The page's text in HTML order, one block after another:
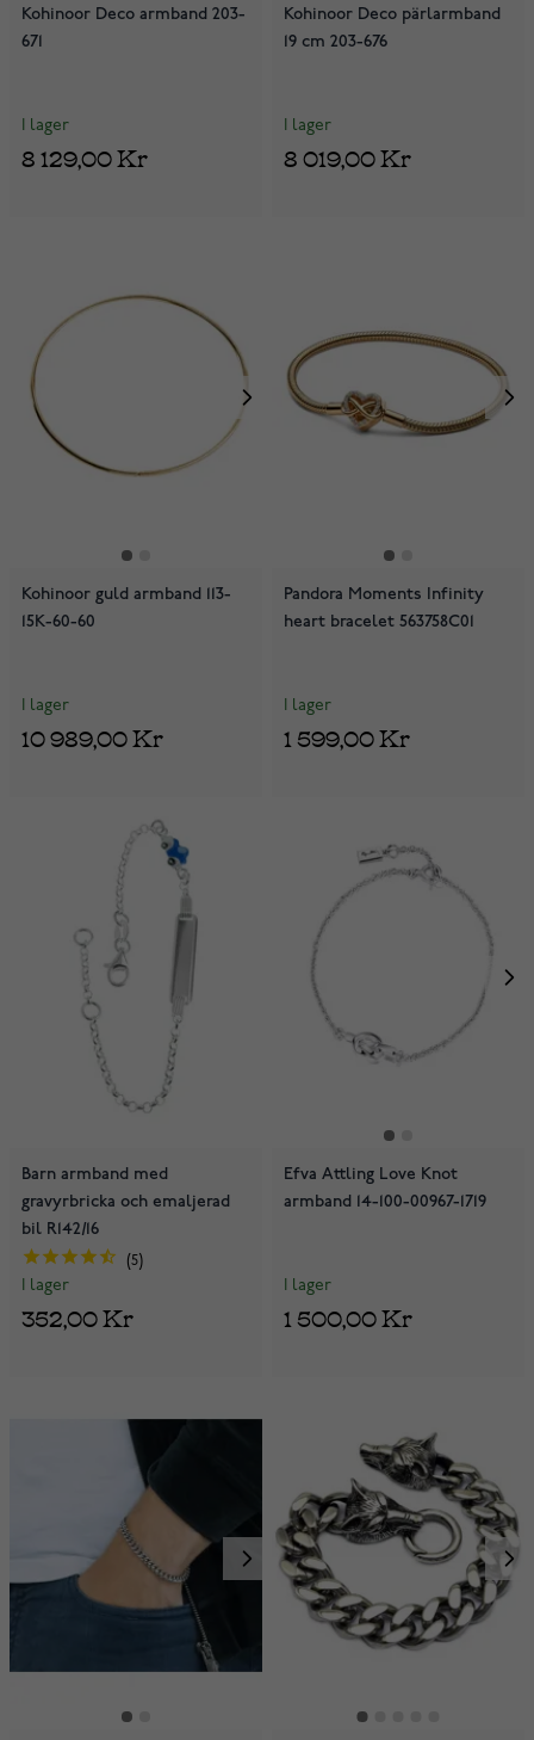
Kohinoor Deco armband 203-
671
I lager
8 129,00 Kr
Kohinoor Deco pärlarmband
19 cm 203-676
I lager
8 019,00 Kr
Kohinoor guld armband 113-
15K-60-60
I lager
10 989,00 Kr
Pandora Moments Infinity
heart bracelet 563758C01
I lager
1 599,00 Kr
Barn armband med
gravyrbricka och emaljerad
bil R142/16
5
I lager
352,00 Kr
Efva Attling Love Knot
armband 14-100-00967-1719
I lager
1 500,00 Kr